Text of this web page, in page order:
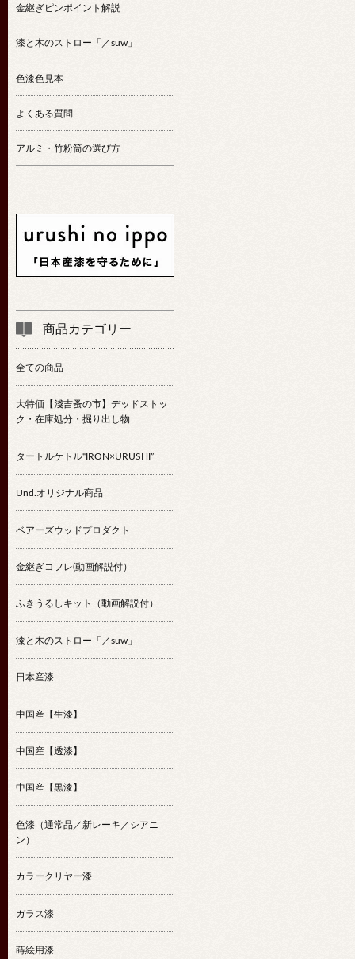
金継ぎピンポイント解説
漆と木のストロー「／suw」
色漆色見本
よくある質問
アルミ・竹粉筒の選び方
商品カテゴリー
全ての商品
大特価【淺吉蚤の市】デッドストッ
ク・在庫処分・掘り出し物
タートルケトル“IRON×URUSHI”
Und.オリジナル商品
ベアーズウッドプロダクト
金継ぎコフレ(動画解説付）
ふきうるしキット（動画解説付）
漆と木のストロー「／suw」
日本産漆
中国産【生漆】
中国産【透漆】
中国産【黒漆】
色漆（通常品／新レーキ／シアニ
ン）
カラークリヤー漆
ガラス漆
蒔絵用漆